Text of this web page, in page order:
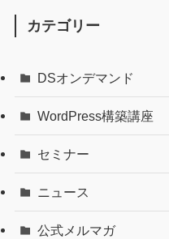
探
カテゴリー
DSオンデマンド
WordPress構築講座
セミナー
ニュース
公式メルマガ